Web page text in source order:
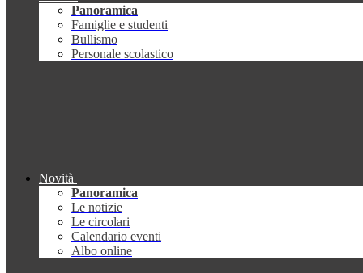
Panoramica
Famiglie e studenti
Bullismo
Personale scolastico
Novità
Panoramica
Le notizie
Le circolari
Calendario eventi
Albo online